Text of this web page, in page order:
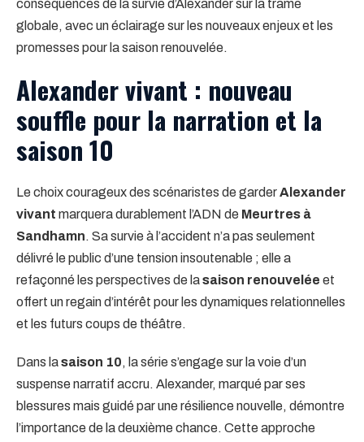
conséquences de la survie d’Alexander sur la trame
globale, avec un éclairage sur les nouveaux enjeux et les
promesses pour la saison renouvelée.
Alexander vivant : nouveau
souffle pour la narration et la
saison 10
Le choix courageux des scénaristes de garderAlexander
vivant marquera durablement l’ADN de Meurtres à
Sandhamn. Sa survie à l’accident n’a pas seulement
délivré le public d’une tension insoutenable ; elle a
refaçonné les perspectives de lasaison renouvelée et
offert un regain d’intérêt pour les dynamiques relationnelles
et les futurs coups de théâtre.
Dans lasaison 10, la série s’engage sur la voie d’un
suspense narratif accru. Alexander, marqué par ses
blessures mais guidé par une résilience nouvelle, démontre
l’importance de la deuxième chance. Cette approche